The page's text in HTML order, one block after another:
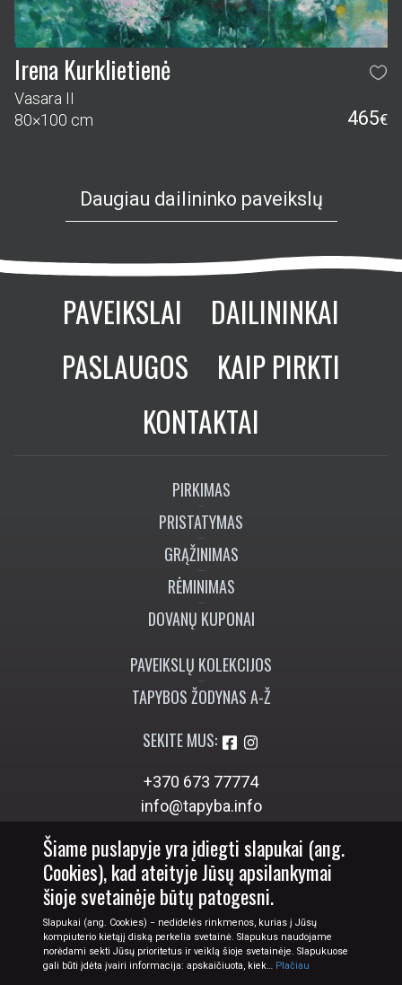
Irena Kurklietienė
Vasara II
80×100 cm
465€
Daugiau dailininko paveikslų
PAVEIKSLAI
DAILININKAI
PASLAUGOS
KAIP PIRKTI
KONTAKTAI
PIRKIMAS
PRISTATYMAS
GRĄŽINIMAS
RĖMINIMAS
DOVANŲ KUPONAI
PAVEIKSLŲ KOLEKCIJOS
TAPYBOS ŽODYNAS A-Ž
SEKITE MUS:
+370 673 77774
info@tapyba.info
Šiame puslapyje yra įdiegti slapukai (ang.
Cookies), kad ateityje Jūsų apsilankymai
šioje svetainėje būtų patogesni.
Slapukai (ang. Cookies) − nedidelės rinkmenos, kurias į Jūsų
kompiuterio kietąjį diską perkelia svetainė. Slapukus naudojame
norėdami sekti Jūsų prioritetus ir veiklą šioje svetainėje. Slapukuose
gali būti įdėta įvairi informacija: apskaičiuota, kiek… Plačiau